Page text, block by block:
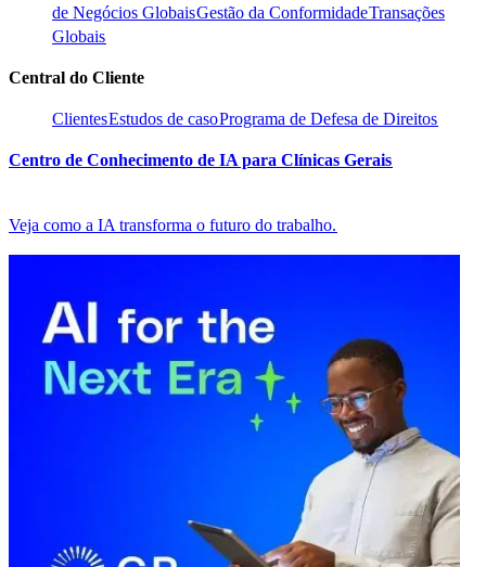
de Negócios Globais​​Gestão da Conformidade​​Transações
Globais​​
Central do Cliente​​
Clientes​​Estudos de caso​​Programa de Defesa de Direitos​​
Centro de Conhecimento de IA para Clínicas Gerais​​
Veja como a IA transforma o futuro do trabalho.​​